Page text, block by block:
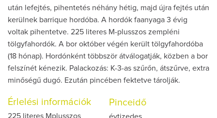
után lefejtés, pihentetés néhány hétig, majd újra fejtés után
kerülnek barrique hordóba. A hordók faanyaga 3 évig
voltak pihentetve. 225 literes M-plusszos zempléni
tölgyfahordók. A bor október végén került tölgyfahordóba
(18 hónap). Hordónként többször átválogatják, közben a bor
felszínét kénezik. Palackozás: K-3-as szűrőn, átszűrve, extra
minőségű dugó. Ezután pincében fektetve tárolják.
Érlelési információk
225 literes Mplusszos
Pinceidő